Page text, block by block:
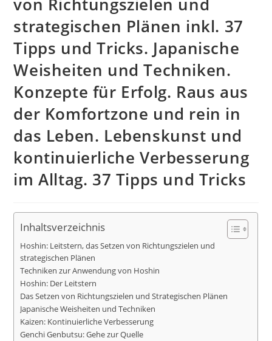
strategischen Plänen inkl. 37
Tipps und Tricks. Japanische
Weisheiten und Techniken.
Konzepte für Erfolg. Raus aus
der Komfortzone und rein in
das Leben. Lebenskunst und
kontinuierliche Verbesserung
im Alltag. 37 Tipps und Tricks
Inhaltsverzeichnis
Hoshin: Leitstern, das Setzen von Richtungszielen und
strategischen Plänen
Techniken zur Anwendung von Hoshin
Hoshin: Der Leitstern
Das Setzen von Richtungszielen und Strategischen Plänen
Japanische Weisheiten und Techniken
Kaizen: Kontinuierliche Verbesserung
Genchi Genbutsu: Gehe zur Quelle